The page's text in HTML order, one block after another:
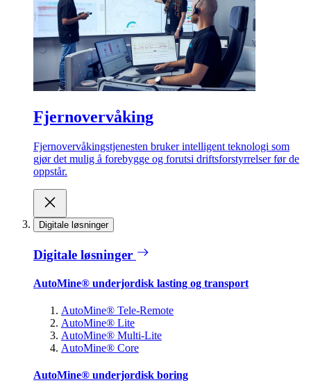
Fjernovervåking
Fjernovervåkingstjenesten bruker intelligent teknologi som
gjør det mulig å forebygge og forutsi driftsforstyrrelser før de
oppstår.
Digitale løsninger
Digitale løsninger
AutoMine® underjordisk lasting og transport
AutoMine® Tele-Remote
AutoMine® Lite
AutoMine® Multi-Lite
AutoMine® Core
AutoMine® underjordisk boring